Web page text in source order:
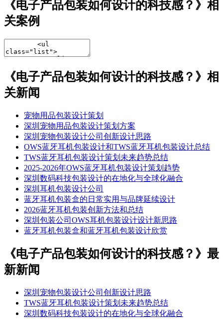
《电子产品包装如何设计的科技感？》相
关案例
《电子产品包装如何设计的科技感？》相
关新闻
宠物用品包装设计策划
​​深圳宠物用品包装设计策划方案​​
​​深圳宠物包装设计公司创新设计思路​
OWS蓝牙耳机包装设计和TWS蓝牙耳机包装设计总结
​​TWS蓝牙耳机包装设计策划未来趋势总结​
2025-2026年OWS蓝牙耳机包装设计策划趋势
深圳数码科技包装设计的在地化与全球化融合
深圳耳机包装设计公司
蓝牙耳机包装盒的日常实用与品牌延续设计
2026蓝牙耳机包装创新方法和总结
深圳包装公司OWS耳机包装设计设计新思路
蓝牙耳机包装盒和蓝牙耳机包装设计欣赏
《电子产品包装如何设计的科技感？》最
新新闻
​​深圳宠物包装设计公司创新设计思路​
​​TWS蓝牙耳机包装设计策划未来趋势总结​
深圳数码科技包装设计的在地化与全球化融合